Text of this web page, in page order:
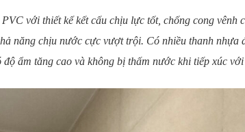
với thiết kế kết cấu chịu lực tốt, chống cong vênh
năng chịu nước cực vượt trội. Có nhiều thanh nhựa
ẩm tăng cao và không bị thấm nước khi tiếp xúc